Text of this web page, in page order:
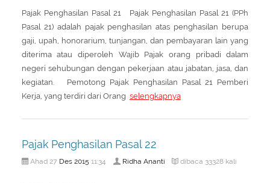
Pajak Pertambahan Nilai (PPN)
Penghitungan Pajak
PPN
Update Aturan Pajak
Aturan Pajak Lainnya
SPT Masa
Formulir Pajak
Event
Tax Amnesty
Pengampunan Pajak
Peraturan Pengampunan Pajak
Infografis Pengampunan Pajak
Beranda
About Us
Q & A Pajak
Sitemap
Pajak Penghasilan Pasal 21 Pajak Penghasilan Pasal 21 (PPh
Pasal 21) adalah pajak penghasilan atas penghasilan berupa
gaji, upah, honorarium, tunjangan, dan pembayaran lain yang
diterima atau diperoleh Wajib Pajak orang pribadi dalam
negeri sehubungan dengan pekerjaan atau jabatan, jasa, dan
kegiatan. Pemotong Pajak Penghasilan Pasal 21 Pemberi
Kerja, yang terdiri dari Orang selengkapnya
Pajak Penghasilan Pasal 22
Ahad 27 Des 2015 11:34 Ridha Ananti dibaca 33328 kali